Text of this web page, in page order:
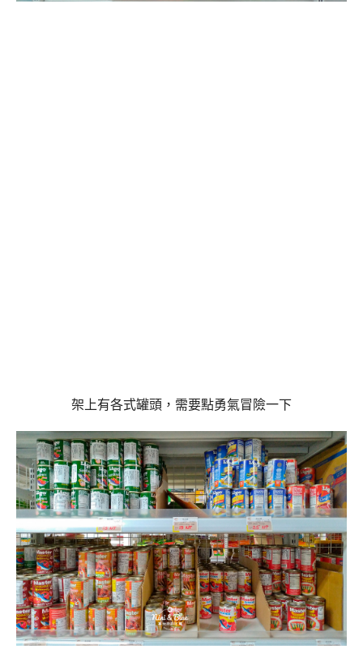
架上有各式罐頭，需要點勇氣冒險一下